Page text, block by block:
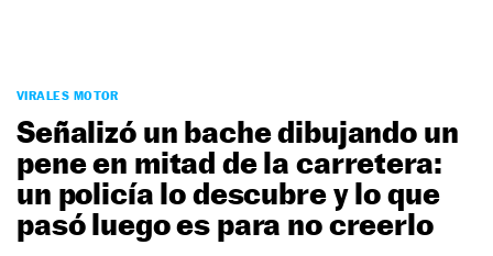
PODCAST
MOTOS
TECNOLOGÍA
SUPERCOCHES
PREMIOS
VIRALES MOTOR
Señalizó un bache dibujando un
pene en mitad de la carretera:
un policía lo descubre y lo que
pasó luego es para no creerlo